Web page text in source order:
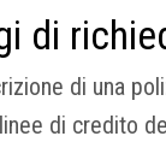
di
di una
di credito